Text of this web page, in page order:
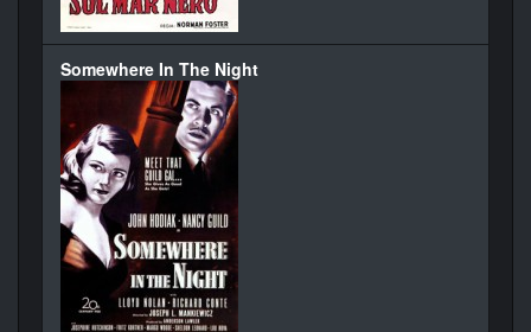
Somewhere In The Night